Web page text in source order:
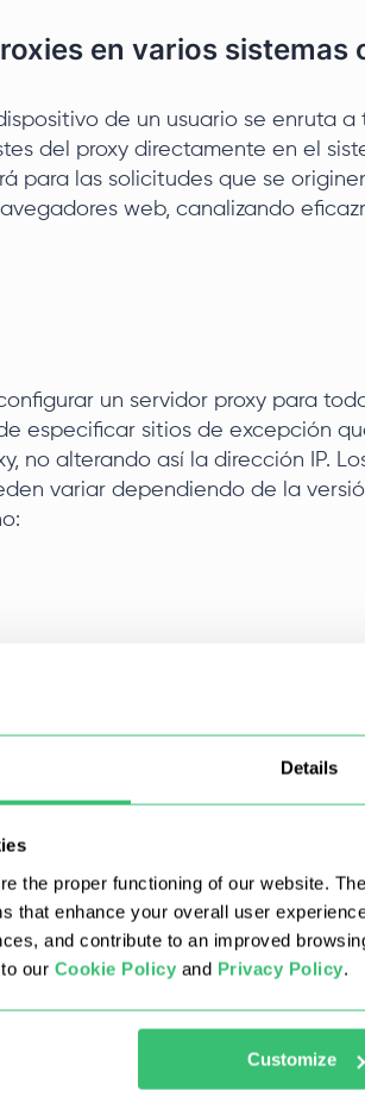
Details
the proper functioning of our website.
that enhance your overall user
and contribute to an improved
our Cookie Policy and Privacy Policy.
Customize
en varios sistemas
de un usuario se enruta a
del proxy directamente en el
para las solicitudes que se
web, canalizando
un servidor proxy para
especificar sitios de excepción
no alterando así la dirección IP.
variar dependiendo de la
8.1;
del sistema en
del proxy. En su lugar, la
página en un navegador web por
que deseen utilizar
la autorización por dirección IP,